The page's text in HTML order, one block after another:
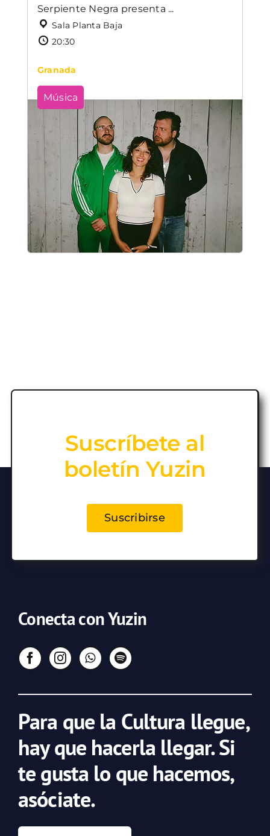
Serpiente Negra presenta ...
Sala Planta Baja
20:30
Granada
Música
Suscríbete al
boletín Yuzin
Suscribirse
Conecta con Yuzin
Para que la Cultura llegue,
hay que hacerla llegar. Si
te gusta lo que hacemos,
asóciate.